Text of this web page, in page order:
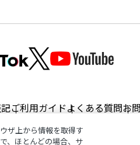
ご利用ガイド よくある質問お
ザ上から情報を取得す
、ほとんどの場合、サ